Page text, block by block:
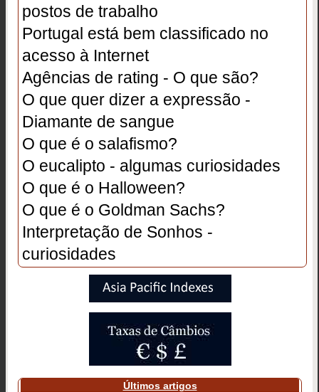
postos de trabalho
Portugal está bem classificado no
acesso à Internet
Agências de rating - O que são?
O que quer dizer a expressão -
Diamante de sangue
O que é o salafismo?
O eucalipto - algumas curiosidades
O que é o Halloween?
O que é o Goldman Sachs?
Interpretação de Sonhos -
curiosidades
Últimos artigos